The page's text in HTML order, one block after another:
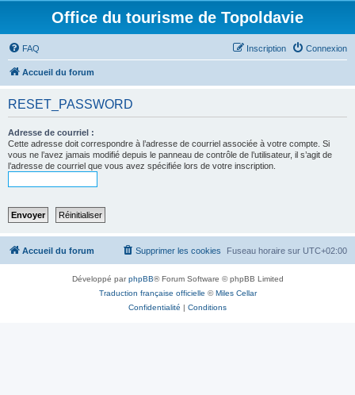
Office du tourisme de Topoldavie
FAQ Connexion
Inscription
Accueil du forum
RESET_PASSWORD
Adresse de courriel :
Cette adresse doit correspondre à l’adresse de courriel associée à votre compte. Si
vous ne l’avez jamais modifié depuis le panneau de contrôle de l’utilisateur, il s’agit de
l’adresse de courriel que vous avez spécifiée lors de votre inscription.
Accueil du forum Fuseau horaire sur UTC+02:00
Supprimer les cookies
Développé parphpBB® Forum Software © phpBB Limited
Traduction française officielle ©Miles Cellar
Confidentialité | Conditions